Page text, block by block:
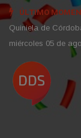
ÚLTIMO
Quiniela de
miércoles 05 de